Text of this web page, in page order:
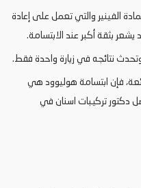
الفينير والتي تعمل على إعادة
بثقة أكبر عند الابتسامة.
نتائجه في زيارة واحدة فقط.
فإن ابتسامة هوليوود هي
دكتور تركيبات اسنان في